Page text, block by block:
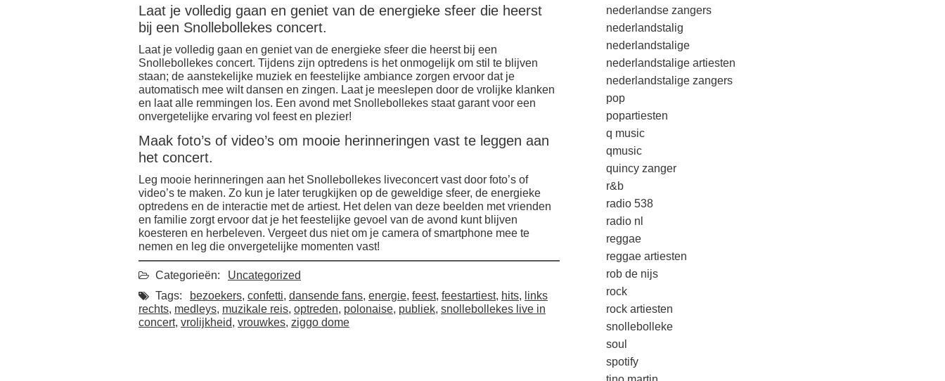
Laat je volledig gaan en geniet van de energieke sfeer die heerst
bij een Snollebollekes concert.
Laat je volledig gaan en geniet van de energieke sfeer die heerst bij een
Snollebollekes concert. Tijdens zijn optredens is het onmogelijk om stil te blijven
staan; de aanstekelijke muziek en feestelijke ambiance zorgen ervoor dat je
automatisch mee wilt dansen en zingen. Laat je meeslepen door de vrolijke klanken
en laat alle remmingen los. Een avond met Snollebollekes staat garant voor een
onvergetelijke ervaring vol feest en plezier!
Maak foto’s of video’s om mooie herinneringen vast te leggen aan
het concert.
Leg mooie herinneringen aan het Snollebollekes liveconcert vast door foto’s of
video’s te maken. Zo kun je later terugkijken op de geweldige sfeer, de energieke
optredens en de interactie met de artiest. Het delen van deze beelden met vrienden
en familie zorgt ervoor dat je het feestelijke gevoel van de avond kunt blijven
koesteren en herbeleven. Vergeet dus niet om je camera of smartphone mee te
nemen en leg die onvergetelijke momenten vast!
Categorieën:
Uncategorized
Tags:
bezoekers, confetti, dansende fans, energie, feest, feestartiest, hits, links
rechts, medleys, muzikale reis, optreden, polonaise, publiek, snollebollekes live in
concert, vrolijkheid, vrouwkes, ziggo dome
nederlandse zangers
nederlandstalig
nederlandstalige
nederlandstalige artiesten
nederlandstalige zangers
pop
popartiesten
q music
qmusic
quincy zanger
r&b
radio 538
radio nl
reggae
reggae artiesten
rob de nijs
rock
rock artiesten
snollebolleke
soul
spotify